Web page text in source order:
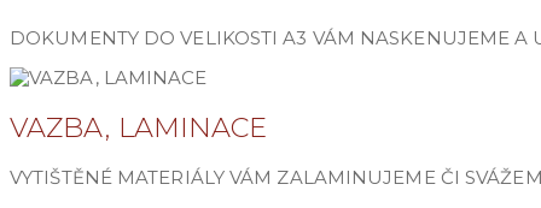
DOKUMENTY DO VELIKOSTI A3 VÁM NASKENUJEME
VAZBA, LAMINACE
VYTIŠTĚNÉ MATERIÁLY VÁM ZALAMINUJEME ČI